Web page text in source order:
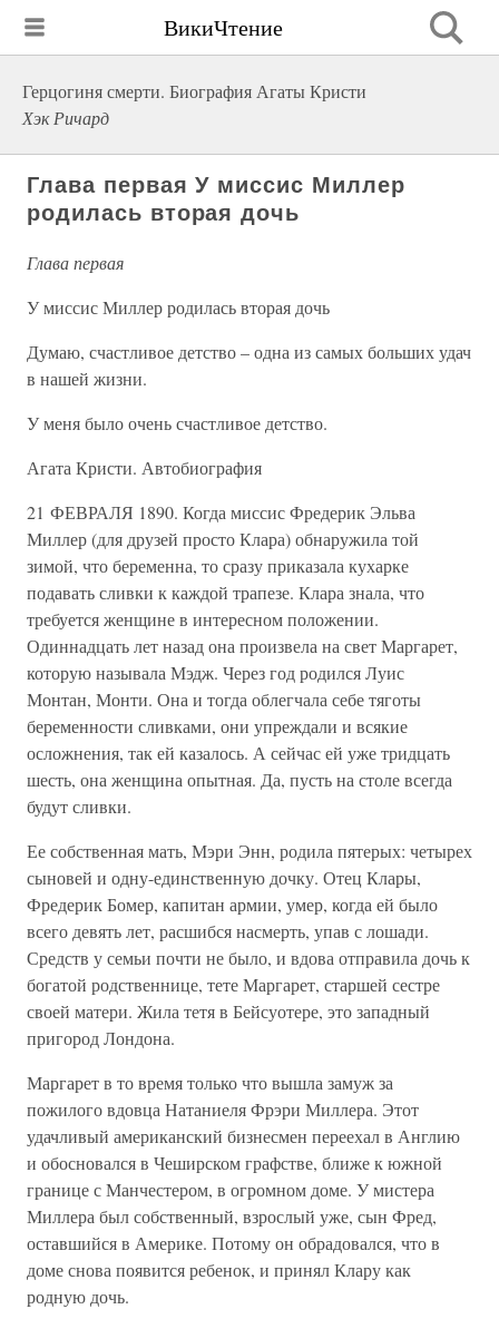
ВикиЧтение
Герцогиня смерти. Биография Агаты Кристи
Хэк Ричард
Глава первая У миссис Миллер
родилась вторая дочь
Глава первая
У миссис Миллер родилась вторая дочь
Думаю, счастливое детство – одна из самых больших удач
в нашей жизни.
У меня было очень счастливое детство.
Агата Кристи. Автобиография
21 ФЕВРАЛЯ 1890. Когда миссис Фредерик Эльва
Миллер (для друзей просто Клара) обнаружила той
зимой, что беременна, то сразу приказала кухарке
подавать сливки к каждой трапезе. Клара знала, что
требуется женщине в интересном положении.
Одиннадцать лет назад она произвела на свет Маргарет,
которую называла Мэдж. Через год родился Луис
Монтан, Монти. Она и тогда облегчала себе тяготы
беременности сливками, они упреждали и всякие
осложнения, так ей казалось. А сейчас ей уже тридцать
шесть, она женщина опытная. Да, пусть на столе всегда
будут сливки.
Ее собственная мать, Мэри Энн, родила пятерых: четырех
сыновей и одну-единственную дочку. Отец Клары,
Фредерик Бомер, капитан армии, умер, когда ей было
всего девять лет, расшибся насмерть, упав с лошади.
Средств у семьи почти не было, и вдова отправила дочь к
богатой родственнице, тете Маргарет, старшей сестре
своей матери. Жила тетя в Бейсуотере, это западный
пригород Лондона.
Маргарет в то время только что вышла замуж за
пожилого вдовца Натаниеля Фрэри Миллера. Этот
удачливый американский бизнесмен переехал в Англию
и обосновался в Чеширском графстве, ближе к южной
границе с Манчестером, в огромном доме. У мистера
Миллера был собственный, взрослый уже, сын Фред,
оставшийся в Америке. Потому он обрадовался, что в
доме снова появится ребенок, и принял Клару как
родную дочь.